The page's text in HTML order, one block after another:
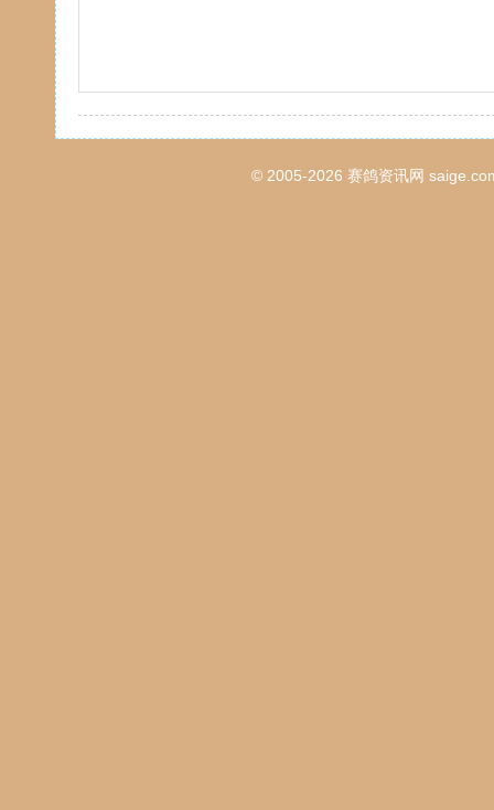
© 2005-2026 赛鸽资讯网